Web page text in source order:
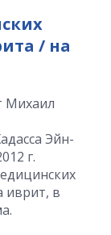
/ на
Михаил
Эйн-
г.
иврит, в